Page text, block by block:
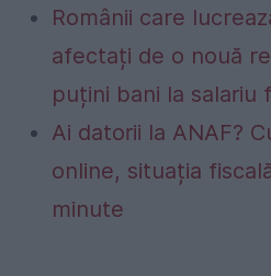
Românii care
afectați de o nouă
puțini bani la salariu
Ai datorii la ANAF?
online, situația
minute